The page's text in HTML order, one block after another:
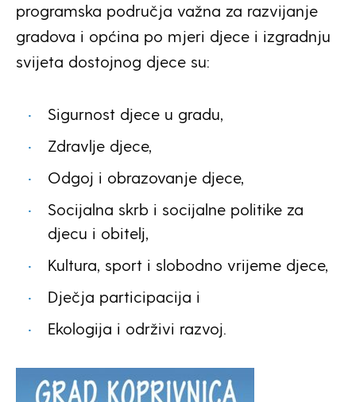
programska područja važna za razvijanje
gradova i općina po mjeri djece i izgradnju
svijeta dostojnog djece su:
Sigurnost djece u gradu,
Zdravlje djece,
Odgoj i obrazovanje djece,
Socijalna skrb i socijalne politike za
djecu i obitelj,
Kultura, sport i slobodno vrijeme djece,
Dječja participacija i
Ekologija i održivi razvoj.